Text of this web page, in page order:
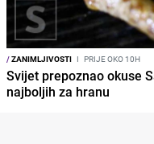
/ZANIMLJIVOSTI I PRIJE OKO 10H
Svijet prepoznao okuse
najboljih za hranu